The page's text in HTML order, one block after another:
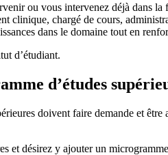
ou vous intervenez déjà dans
clinique, chargé de cours,
dans le domaine tout en
d’étudiant.
d’études
doivent faire demande et
et désirez y ajouter un